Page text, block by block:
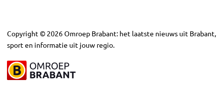
Copyright © 2026Omroep Brabant: het laatste nieuws uit Brabant,
sport en informatie uit jouw regio.